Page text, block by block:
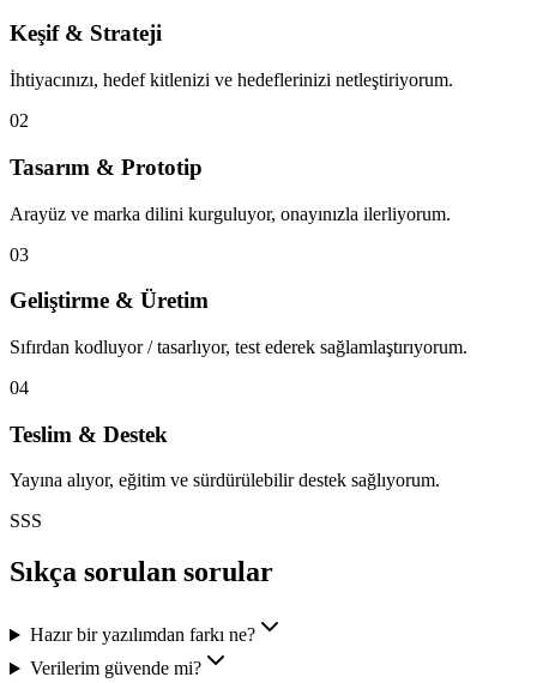
Keşif & Strateji
İhtiyacınızı, hedef kitlenizi ve hedeflerinizi netleştiriyorum.
02
Tasarım & Prototip
Arayüz ve marka dilini kurguluyor, onayınızla ilerliyorum.
03
Geliştirme & Üretim
Sıfırdan kodluyor / tasarlıyor, test ederek sağlamlaştırıyorum.
04
Teslim & Destek
Yayına alıyor, eğitim ve sürdürülebilir destek sağlıyorum.
SSS
Sıkça sorulan sorular
Hazır bir yazılımdan farkı ne?
Verilerim güvende mi?